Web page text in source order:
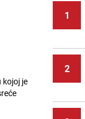
kojoj je
12
13
1
2